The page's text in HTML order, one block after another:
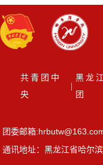
共青团中
央
黑龙
团
团委邮箱
通讯地址：黑龙江省哈尔